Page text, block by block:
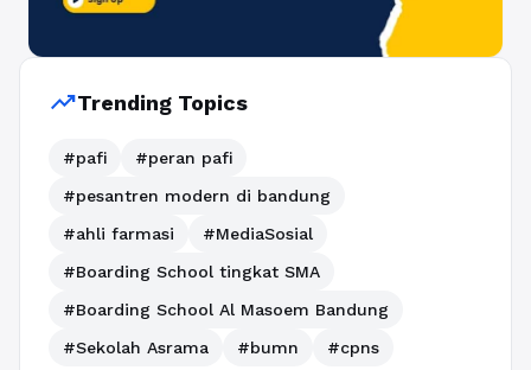
trending_upTrending Topics
#pafi
#peran pafi
#pesantren modern di bandung
#ahli farmasi
#MediaSosial
#Boarding School tingkat SMA
#Boarding School Al Masoem Bandung
#Sekolah Asrama
#bumn #cpns